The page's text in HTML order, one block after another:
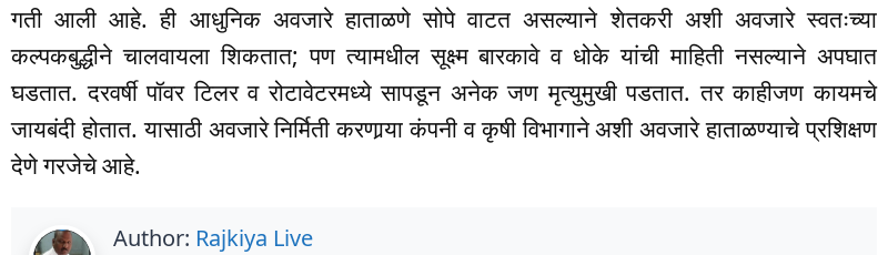
गती आली आहे. ही आधुनिक अवजारे हाताळणे सोपे वाटत असल्याने शेतकरी अशी अवजारे स्वतःच्या
कल्पकबुद्धीने चालवायला शिकतात; पण त्यामधील सूक्ष्म बारकावे व धोके यांची माहिती नसल्याने अपघात
घडतात. दरवर्षी पॉवर टिलर व रोटावेटरमध्ये सापडून अनेक जण मृत्युमुखी पडतात. तर काहीजण कायमचे
जायबंदी होतात. यासाठी अवजारे निर्मिती करणार्‍या कंपनी व कृषी विभागाने अशी अवजारे हाताळण्याचे प्रशिक्षण
देणे गरजेचे आहे.
Author: Rajkiya Live